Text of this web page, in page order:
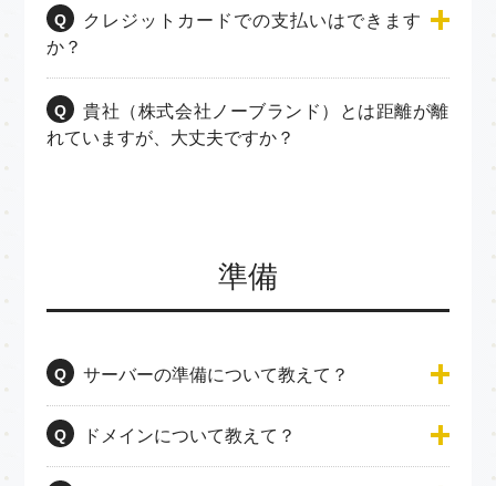
Q
クレジットカードでの支払いはできます
か？
Q
貴社（株式会社ノーブランド）とは距離が離
れていますが、大丈夫ですか？
準備
Q サーバーの準備について教えて？
Q ドメインについて教えて？